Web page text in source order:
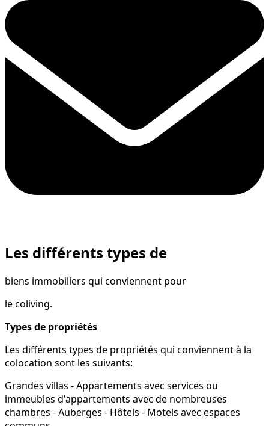
Les différents types de
biens immobiliers qui conviennent pour
le coliving.
Types de propriétés
Les différents types de propriétés qui conviennent à la
colocation sont les suivants:
Grandes villas - Appartements avec services ou
immeubles d'appartements avec de nombreuses
chambres - Auberges - Hôtels - Motels avec espaces